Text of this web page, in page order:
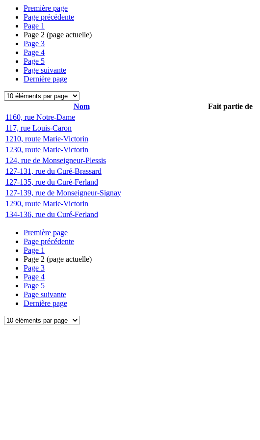
Première page
Page précédente
Page 1
Page 2 (page actuelle)
Page 3
Page 4
Page 5
Page suivante
Dernière page
Nom Fait partie de
1160, rue Notre-Dame
117, rue Louis-Caron
1210, route Marie-Victorin
1230, route Marie-Victorin
124, rue de Monseigneur-Plessis
127-131, rue du Curé-Brassard
127-135, rue du Curé-Ferland
127-139, rue de Monseigneur-Signay
1290, route Marie-Victorin
134-136, rue du Curé-Ferland
Première page
Page précédente
Page 1
Page 2 (page actuelle)
Page 3
Page 4
Page 5
Page suivante
Dernière page